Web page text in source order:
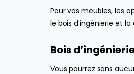
Pour vos meubles, les
le bois d’ingénierie et
Bois d’ingénierie
Vous pourrez sans